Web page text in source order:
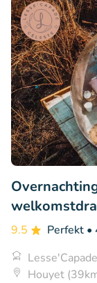
9.5 Perfekt •
Houyet